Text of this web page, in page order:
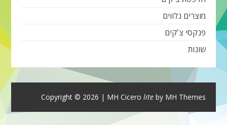
מוצרים נלווים
פנקסי צ'קים
שונות
Copyright © 2026 | MH Cicero liteby MH Themes